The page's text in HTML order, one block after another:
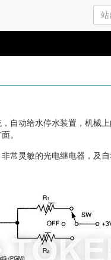
自动给水停水装置，机械
。
常灵敏的光电继电器，及